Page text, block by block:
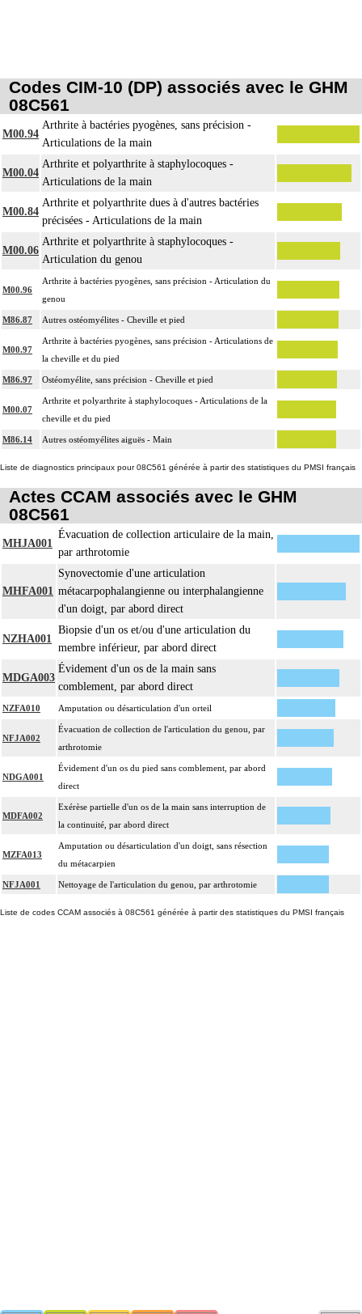
Codes CIM-10 (DP) associés avec le GHM
08C561
M00.94
Arthrite à bactéries pyogènes, sans précision -
Articulations de la main
M00.04
Arthrite et polyarthrite à staphylocoques -
Articulations de la main
M00.84
Arthrite et polyarthrite dues à d'autres bactéries
précisées - Articulations de la main
M00.06
Arthrite et polyarthrite à staphylocoques -
Articulation du genou
M00.96
Arthrite à bactéries pyogènes, sans précision - Articulation du
genou
M86.87 Autres ostéomyélites - Cheville et pied
M00.97
Arthrite à bactéries pyogènes, sans précision - Articulations de
la cheville et du pied
M86.97 Ostéomyélite, sans précision - Cheville et pied
M00.07
Arthrite et polyarthrite à staphylocoques - Articulations de la
cheville et du pied
M86.14 Autres ostéomyélites aiguës - Main
Liste de diagnostics principaux pour 08C561 générée à partir des statistiques du PMSI français
Actes CCAM associés avec le GHM
08C561
MHJA001
Évacuation de collection articulaire de la main,
par arthrotomie
MHFA001
Synovectomie d'une articulation
métacarpophalangienne ou interphalangienne
d'un doigt, par abord direct
NZHA001
Biopsie d'un os et/ou d'une articulation du
membre inférieur, par abord direct
MDGA003
Évidement d'un os de la main sans
comblement, par abord direct
NZFA010 Amputation ou désarticulation d'un orteil
NFJA002
Évacuation de collection de l'articulation du genou, par
arthrotomie
NDGA001
Évidement d'un os du pied sans comblement, par abord
direct
MDFA002
Exérèse partielle d'un os de la main sans interruption de
la continuité, par abord direct
MZFA013
Amputation ou désarticulation d'un doigt, sans résection
du métacarpien
NFJA001 Nettoyage de l'articulation du genou, par arthrotomie
Liste de codes CCAM associés à 08C561 générée à partir des statistiques du PMSI français